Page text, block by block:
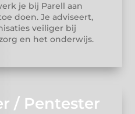
je bij Parell aan
doen. Je adviseert,
veiliger bij
en het onderwijs.
/ Pentester